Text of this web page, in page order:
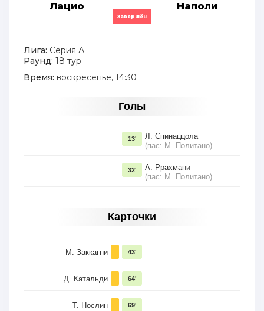
Лацио
Завершён
Наполи
Лига: Серия А
Раунд: 18 тур
Время: воскресенье, 14:30
Голы
Л. Спинаццола
(пас: М. Политано)
13'
А. Ррахмани
(пас: М. Политано)
32'
Карточки
М. Заккагни 43'
Д. Катальди 64'
Т. Нослин 69'